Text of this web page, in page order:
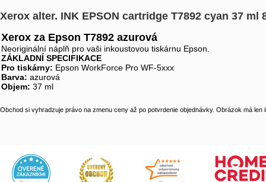
Xerox alter. INK EPSON cartridge T7892 cyan 37 ml
Xerox za Epson T7892 azurová
Neoriginální náplň pro vaši inkoustovou tiskárnu Epson.
ZÁKLADNÍ SPECIFIKACE
Pro tiskárny: Epson WorkForce Pro WF-5xxx
Barva: azurová
Objem: 37 ml
Obchod si vyhradzuje právo na zmenu ceny až po potvrdenie objednávky. Obrázok má len